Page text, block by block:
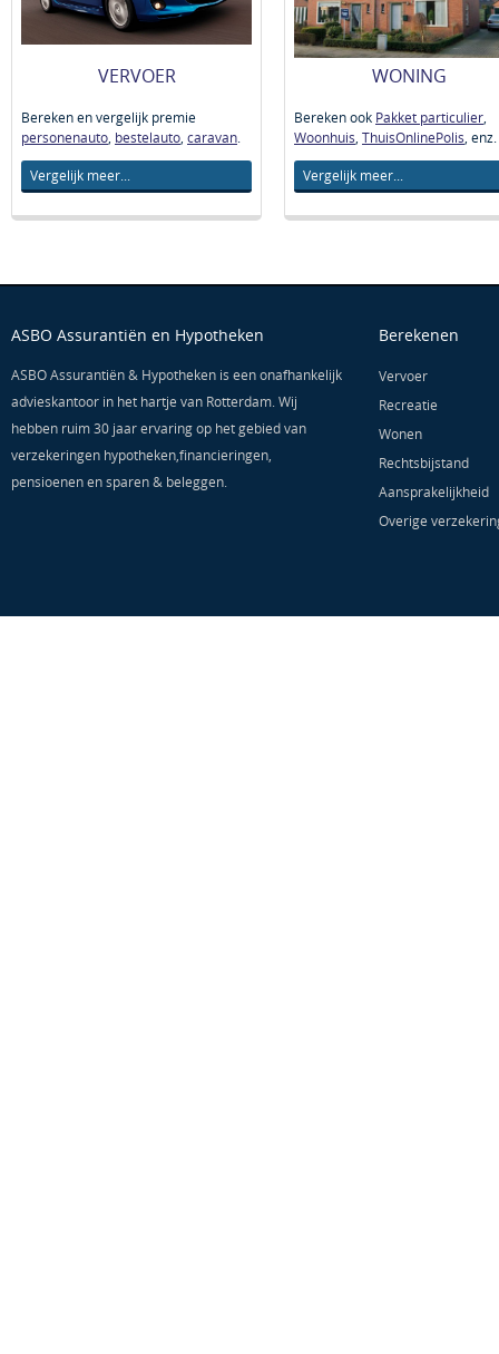
VERVOER
Bereken en vergelijk premie
personenauto bestelauto caravan
Vergelijk meer...
WONING
Bereken ook Pakket particulier
Woonhuis ThuisOnlinePolis , enz.
Vergelijk meer...
ASBO Assurantiën en Hypotheken
ASBO Assurantiën & Hypotheken is een onafhankelijk
advieskantoor in het hartje van Rotterdam. Wij
hebben ruim 30 jaar ervaring op het gebied van
verzekeringen hypotheken,financieringen,
pensioenen en sparen & beleggen.
Berekenen
Vervoer
Recreatie
Wonen
Rechtsbijstand
Aansprakelijkheid
Overige